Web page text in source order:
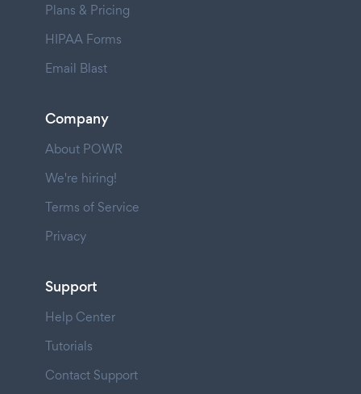
Plans & Pricing
HIPAA Forms
Email Blast
Company
About POWR
We're hiring!
Terms of Service
Privacy
Support
Help Center
Tutorials
Contact Support